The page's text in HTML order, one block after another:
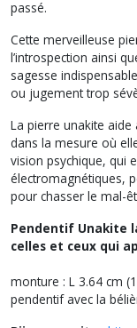
passé.
Cette merveilleuse
l’introspection ainsi
sagesse
ou jugement trop
La pierre unakite
dans la mesure où
vision psychique, qui
électromagnétiques,
pour chasser le mal-
Pendentif Unakite
celles et ceux qui
monture : L 3.64 cm
pendentif avec la